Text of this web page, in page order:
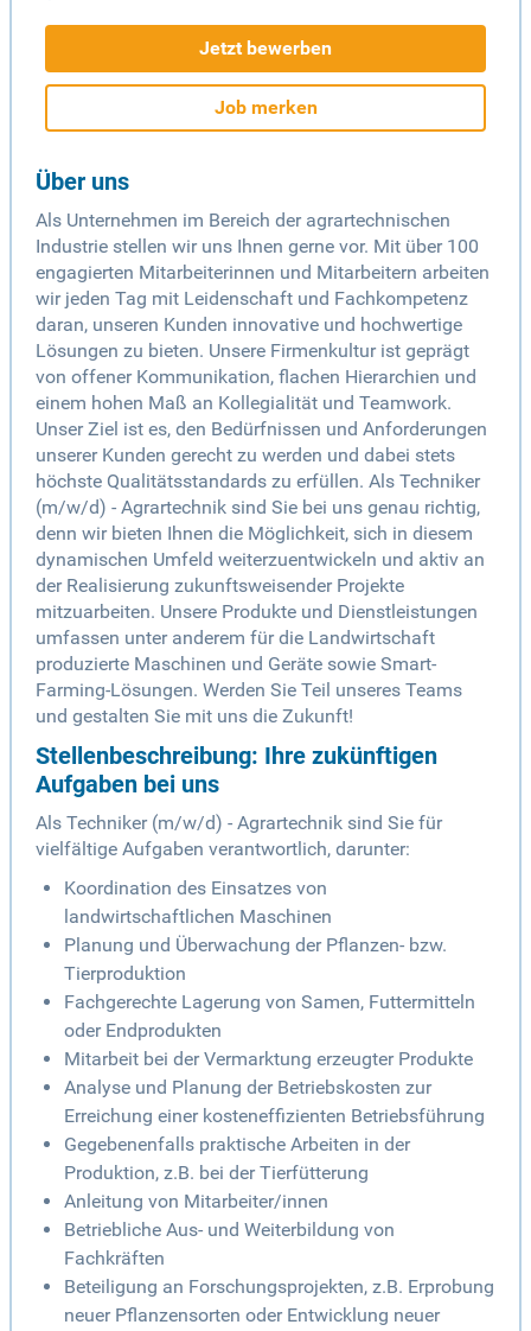
Jetzt bewerben
Job merken
Über uns
Als Unternehmen im Bereich der agrartechnischen
Industrie stellen wir uns Ihnen gerne vor. Mit über 100
engagierten Mitarbeiterinnen und Mitarbeitern arbeiten
wir jeden Tag mit Leidenschaft und Fachkompetenz
daran, unseren Kunden innovative und hochwertige
Lösungen zu bieten. Unsere Firmenkultur ist geprägt
von offener Kommunikation, flachen Hierarchien und
einem hohen Maß an Kollegialität und Teamwork.
Unser Ziel ist es, den Bedürfnissen und Anforderungen
unserer Kunden gerecht zu werden und dabei stets
höchste Qualitätsstandards zu erfüllen. Als Techniker
(m/w/d) - Agrartechnik sind Sie bei uns genau richtig,
denn wir bieten Ihnen die Möglichkeit, sich in diesem
dynamischen Umfeld weiterzuentwickeln und aktiv an
der Realisierung zukunftsweisender Projekte
mitzuarbeiten. Unsere Produkte und Dienstleistungen
umfassen unter anderem für die Landwirtschaft
produzierte Maschinen und Geräte sowie Smart-
Farming-Lösungen. Werden Sie Teil unseres Teams
und gestalten Sie mit uns die Zukunft!
Stellenbeschreibung: Ihre zukünftigen
Aufgaben bei uns
Als Techniker (m/w/d) - Agrartechnik sind Sie für
vielfältige Aufgaben verantwortlich, darunter:
Koordination des Einsatzes von
landwirtschaftlichen Maschinen
Planung und Überwachung der Pflanzen- bzw.
Tierproduktion
Fachgerechte Lagerung von Samen, Futtermitteln
oder Endprodukten
Mitarbeit bei der Vermarktung erzeugter Produkte
Analyse und Planung der Betriebskosten zur
Erreichung einer kosteneffizienten Betriebsführung
Gegebenenfalls praktische Arbeiten in der
Produktion, z.B. bei der Tierfütterung
Anleitung von Mitarbeiter/innen
Betriebliche Aus- und Weiterbildung von
Fachkräften
Beteiligung an Forschungsprojekten, z.B. Erprobung
neuer Pflanzensorten oder Entwicklung neuer